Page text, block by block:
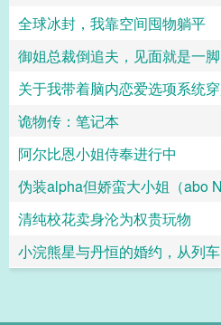
全球冰封，我靠空间囤物躺平
诡物传：笔记本
阿尔比恩小姐侍奉进行中
伪装alpha但娇蛮大小姐（abo
清纯校花卖身沦为权贵玩物